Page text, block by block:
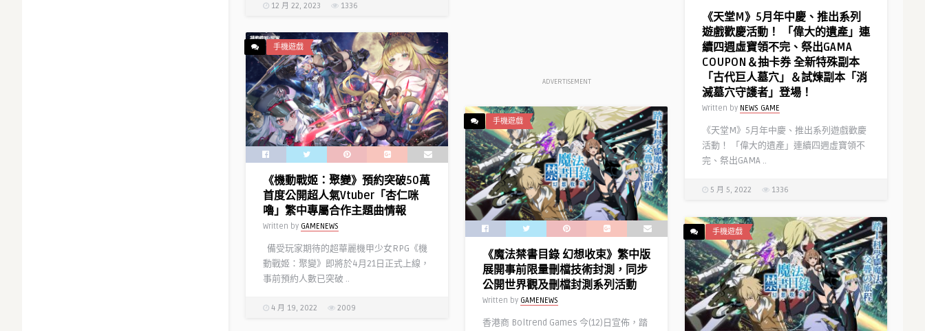
12 月 22, 2023 1336
ADVERTISEMENT
《天堂M》5月年中慶、推出系列
遊戲歡慶活動！ 「偉大的遺產」連
續四週虛寶領不完、祭出GAMA
COUPON＆抽卡券 全新特殊副本
「古代巨人墓穴」＆試煉副本「消
滅墓穴守護者」登場！
Written by NEWS GAME
《天堂M》5月年中慶、推出系列遊戲歡慶
活動！ 「偉大的遺產」連續四週虛寶領不
完、祭出GAMA ..
5 月 5, 2022 1336
手機遊戲
《機動戰姬：聚變》預約突破50萬
首度公開超人氣Vtuber「杏仁咪
嚕」繁中專屬合作主題曲情報
Written by GAMENEWS
備受玩家期待的超華麗機甲少女RPG《機
動戰姬：聚變》即將於4月21日正式上線，
事前預約人數已突破 ..
4 月 19, 2022 2009
手機遊戲
《魔法禁書目錄 幻想收束》繁中版
展開事前限量刪檔技術封測，同步
公開世界觀及刪檔封測系列活動
Written by GAMENEWS
香港商 Boltrend Games 今(12)日宣佈，踏
手機遊戲
《明日方舟》故事集「踏尋往昔之
風」登場 釋出「史爾特爾」等全新
幹員及限時尋訪活動
Written byY D
戲『三國志 霸道』本日正式於雙平
Written byNEWS GAME
《三國志．戰略版》 全新賽季特色
搶先曝光 新型態線上節目即將登場
Written byNEWS GAME